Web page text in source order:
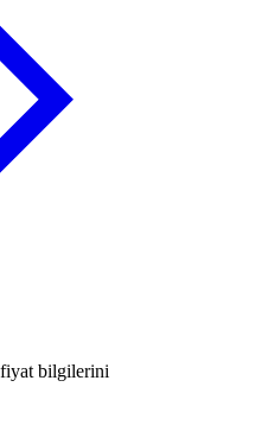
fiyat bilgilerini